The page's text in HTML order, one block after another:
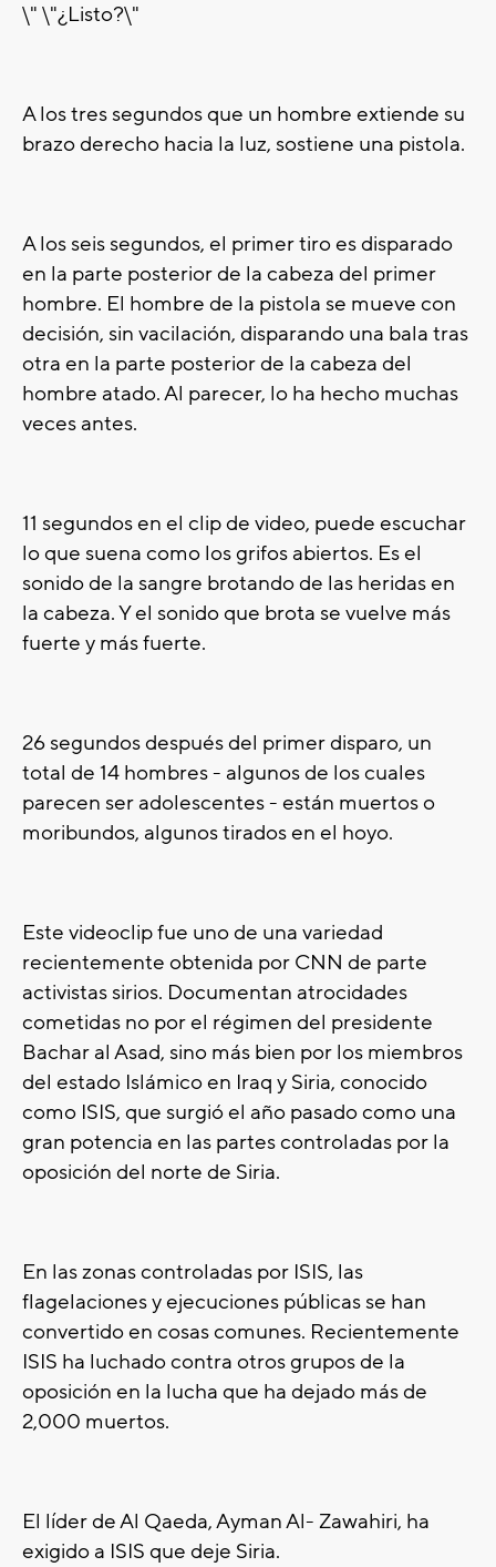
\" \"¿Listo?\"
A los tres segundos que un hombre extiende su
brazo derecho hacia la luz, sostiene una pistola.
A los seis segundos, el primer tiro es disparado
en la parte posterior de la cabeza del primer
hombre. El hombre de la pistola se mueve con
decisión, sin vacilación, disparando una bala tras
otra en la parte posterior de la cabeza del
hombre atado. Al parecer, lo ha hecho muchas
veces antes.
11 segundos en el clip de video, puede escuchar
lo que suena como los grifos abiertos. Es el
sonido de la sangre brotando de las heridas en
la cabeza. Y el sonido que brota se vuelve más
fuerte y más fuerte.
26 segundos después del primer disparo, un
total de 14 hombres - algunos de los cuales
parecen ser adolescentes - están muertos o
moribundos, algunos tirados en el hoyo.
Este videoclip fue uno de una variedad
recientemente obtenida por CNN de parte
activistas sirios. Documentan atrocidades
cometidas no por el régimen del presidente
Bachar al Asad, sino más bien por los miembros
del estado Islámico en Iraq y Siria, conocido
como ISIS, que surgió el año pasado como una
gran potencia en las partes controladas por la
oposición del norte de Siria.
En las zonas controladas por ISIS, las
flagelaciones y ejecuciones públicas se han
convertido en cosas comunes. Recientemente
ISIS ha luchado contra otros grupos de la
oposición en la lucha que ha dejado más de
2,000 muertos.
El líder de Al Qaeda, Ayman Al- Zawahiri, ha
exigido a ISIS que deje Siria.